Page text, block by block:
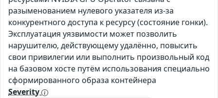
разыменованием нулевого указателя из-за
конкурентного доступа к ресурсу (состояние гонки).
Эксплуатация уязвимости может позволить
нарушителю, действующему удалённо, повысить
свои привилегии или выполнить произвольный код
на базовом хосте путём использования специально
сформированного образа контейнера
Severity